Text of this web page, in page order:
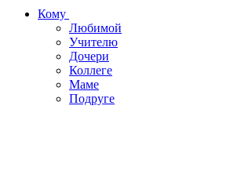
Кому
Любимой
Учителю
Дочери
Коллеге
Маме
Подруге